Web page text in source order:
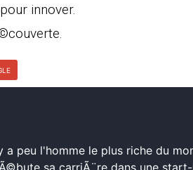
innover.
peu l'homme le plus riche du
sa carriÃ¨re dans une